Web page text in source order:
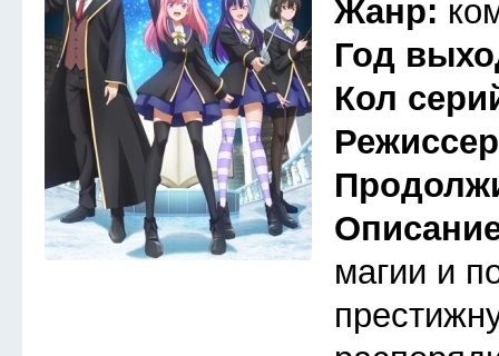
Жанр:
Год
Кол
магии и